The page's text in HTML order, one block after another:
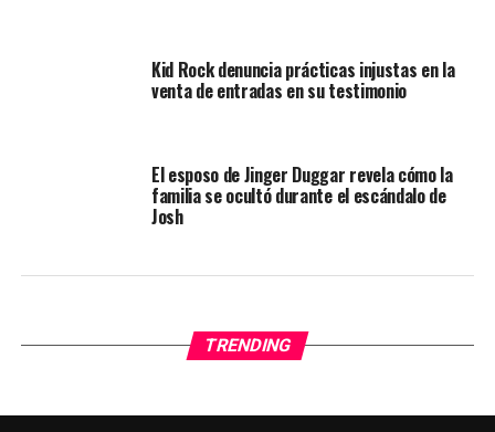
Kid Rock denuncia prácticas injustas en la
venta de entradas en su testimonio
El esposo de Jinger Duggar revela cómo la
familia se ocultó durante el escándalo de
Josh
TRENDING